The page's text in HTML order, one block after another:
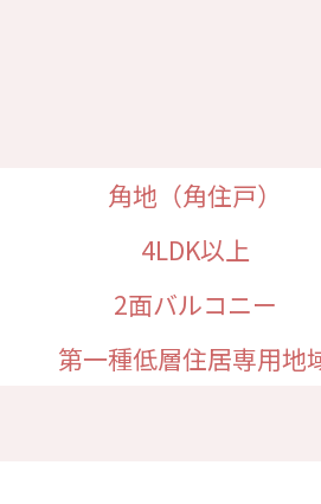
角地（角住戸）
4LDK以上
2面バルコニー
第一種低層住居専用地